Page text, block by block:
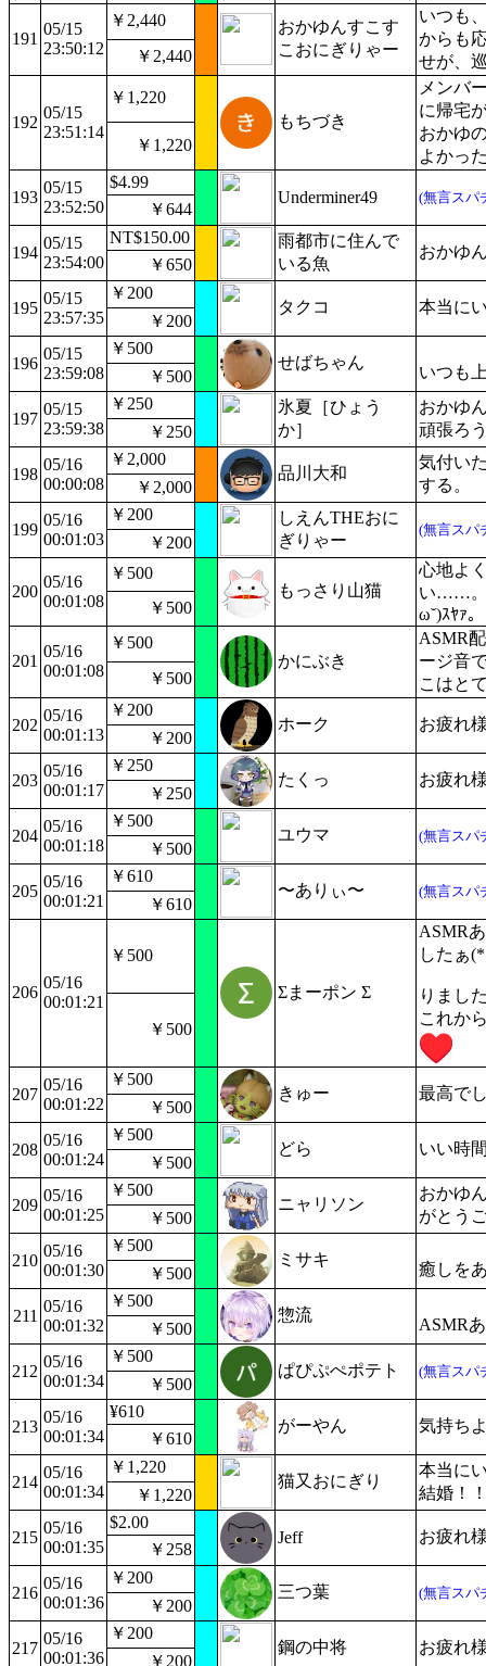
191
05/15
23:50:12
￥2,440
おかゆんすこす
こおにぎりゃー
いつも
からも
せが、
￥2,440
192
05/15
23:51:14
￥1,220
もちづき
メンバ
に帰宅
おかゆ
よかっ
￥1,220
193
05/15
23:52:50
$4.99
Underminer49
(無言スパ
￥644
194
05/15
23:54:00
NT$150.00
雨都市に住んで
いる魚
おかゆ
￥650
195
05/15
23:57:35
￥200
タクコ 本当に
￥200
196
05/15
23:59:08
￥500
せばちゃん
いつも
￥500
197
05/15
23:59:38
￥250
氷夏［ひょう
か］
おかゆ
頑張ろ
￥250
198
05/16
00:00:08
￥2,000
品川大和
気付い
する。
￥2,000
199
05/16
00:01:03
￥200
しえんTHEおに
ぎりゃー
(無言スパ
￥200
200
05/16
00:01:08
￥500
もっさり山猫
心地よ
い……。
ω˘)ｽﾔｧ。
￥500
201
05/16
00:01:08
￥500
かにぶき
ASMR
ージ音
こはと
￥500
202
05/16
00:01:13
￥200
ホーク お疲れ
￥200
203
05/16
00:01:17
￥250
たくっ お疲れ
￥250
204
05/16
00:01:18
￥500
ユウマ (無言スパ
￥500
205
05/16
00:01:21
￥610
〜ありぃ〜 (無言スパ
￥610
206
05/16
00:01:21
￥500
Σまーポン Σ
ASMR
したぁ
りまし
これか
￥500
207
05/16
00:01:22
￥500
きゅー 最高で
￥500
208
05/16
00:01:24
￥500
どら いい時
￥500
209
05/16
00:01:25
￥500
ニャリソン
おかゆ
がとう
￥500
210
05/16
00:01:30
￥500
ミサキ
癒しを
￥500
211
05/16
00:01:32
￥500
惣流
ASMR
￥500
212
05/16
00:01:34
￥500
ぱぴぷぺポテト (無言スパ
￥500
213
05/16
00:01:34
¥610
がーやん 気持ち
￥610
214
05/16
00:01:34
￥1,220
猫又おにぎり
本当に
結婚！
￥1,220
215
05/16
00:01:35
$2.00
Jeff
お疲れ
￥258
216
05/16
00:01:36
￥200
三つ葉 (無言スパ
￥200
217
05/16
00:01:36
￥200
鋼の中将 お疲れ
￥200